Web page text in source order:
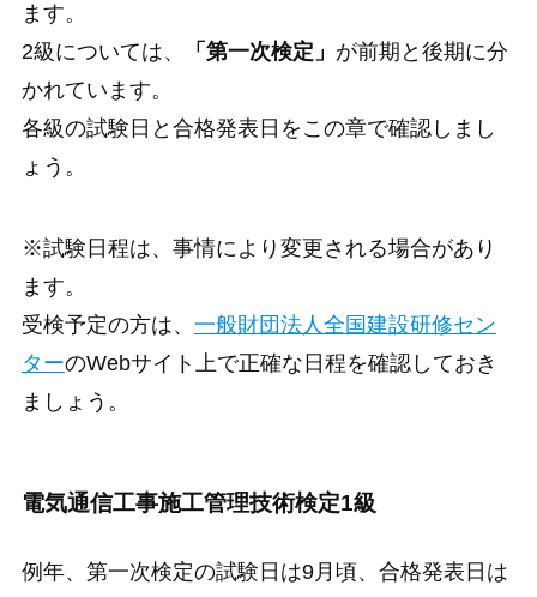
ます。
2級については、
「第一次検定」 が前期と後期に分
かれています。
各級の試験日と合格発表日をこの章で確認しまし
ょう。
※試験日程は、事情により変更される場合があり
ます。
受検予定の方は、 一般財団法人全国建設研修セン
ターのWebサイト上で正確な日程を確認しておき
ましょう。
電気通信工事施工管理技術検定1級
例年、第一次検定の試験日は9月頃、合格発表日は